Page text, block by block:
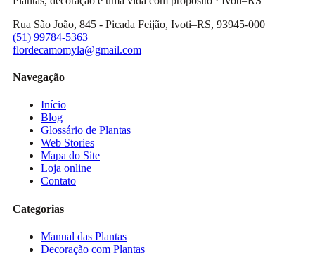
Rua São João, 845 - Picada Feijão, Ivoti–RS, 93945-000
(51) 99784-5363
flordecamomyla@gmail.com
Navegação
Início
Blog
Glossário de Plantas
Web Stories
Mapa do Site
Loja online
Contato
Categorias
Manual das Plantas
Decoração com Plantas